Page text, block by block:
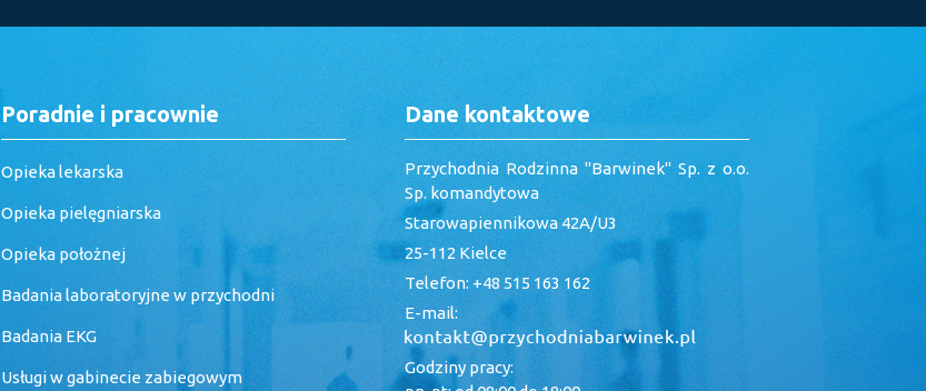
Poradnie i pracownie
Opieka lekarska
Opieka pielęgniarska
Opieka położnej
Badania laboratoryjne w przychodni
Badania EKG
Usługi w gabinecie zabiegowym
Dane kontaktowe
Przychodnia Rodzinna "Barwinek" Sp. z o.o.
Sp. komandytowa
Starowapiennikowa 42A/U3
25-112 Kielce
Telefon: +48 515 163 162
E-mail:
Godziny pracy: